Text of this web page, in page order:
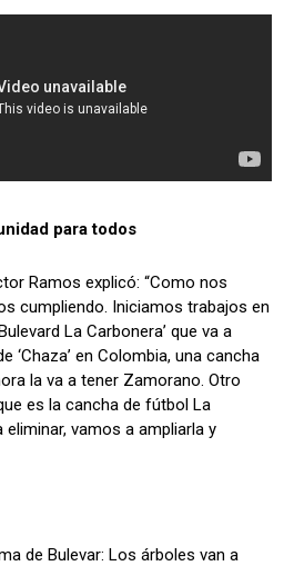
para todos
Ramos explicó: “Como nos
cumpliendo. Iniciamos trabajos en
La Carbonera’ que va a
‘Chaza’ en Colombia, una cancha
la va a tener Zamorano. Otro
es la cancha de fútbol La
vamos a ampliarla y
de Bulevar: Los árboles van a